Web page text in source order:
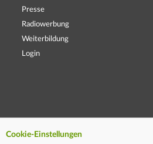
Presse
Radiowerbung
Weiterbildung
Login
Cookie-Einstellungen